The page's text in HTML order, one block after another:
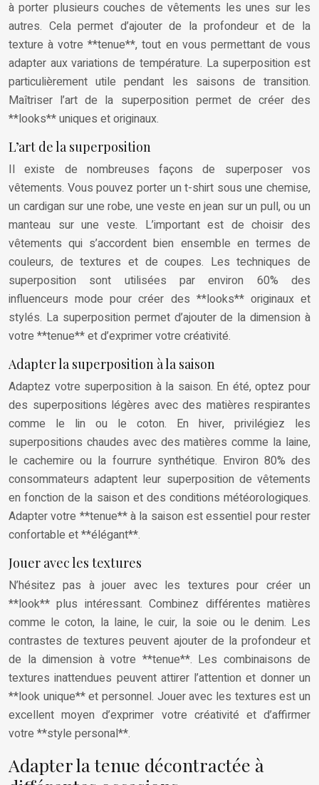
à porter plusieurs couches de vêtements les unes sur les
autres. Cela permet d’ajouter de la profondeur et de la
texture à votre **tenue**, tout en vous permettant de vous
adapter aux variations de température. La superposition est
particulièrement utile pendant les saisons de transition.
Maîtriser l’art de la superposition permet de créer des
**looks** uniques et originaux.
L’art de la superposition
Il existe de nombreuses façons de superposer vos
vêtements. Vous pouvez porter un t-shirt sous une chemise,
un cardigan sur une robe, une veste en jean sur un pull, ou un
manteau sur une veste. L’important est de choisir des
vêtements qui s’accordent bien ensemble en termes de
couleurs, de textures et de coupes. Les techniques de
superposition sont utilisées par environ 60% des
influenceurs mode pour créer des **looks** originaux et
stylés. La superposition permet d’ajouter de la dimension à
votre **tenue** et d’exprimer votre créativité.
Adapter la superposition à la saison
Adaptez votre superposition à la saison. En été, optez pour
des superpositions légères avec des matières respirantes
comme le lin ou le coton. En hiver, privilégiez les
superpositions chaudes avec des matières comme la laine,
le cachemire ou la fourrure synthétique. Environ 80% des
consommateurs adaptent leur superposition de vêtements
en fonction de la saison et des conditions météorologiques.
Adapter votre **tenue** à la saison est essentiel pour rester
confortable et **élégant**.
Jouer avec les textures
N’hésitez pas à jouer avec les textures pour créer un
**look** plus intéressant. Combinez différentes matières
comme le coton, la laine, le cuir, la soie ou le denim. Les
contrastes de textures peuvent ajouter de la profondeur et
de la dimension à votre **tenue**. Les combinaisons de
textures inattendues peuvent attirer l’attention et donner un
**look unique** et personnel. Jouer avec les textures est un
excellent moyen d’exprimer votre créativité et d’affirmer
votre **style personal**.
Adapter la tenue décontractée à